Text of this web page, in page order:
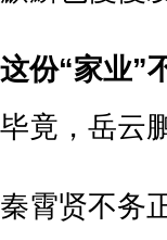
这份“家业”
毕竟，岳云
秦霄贤不务